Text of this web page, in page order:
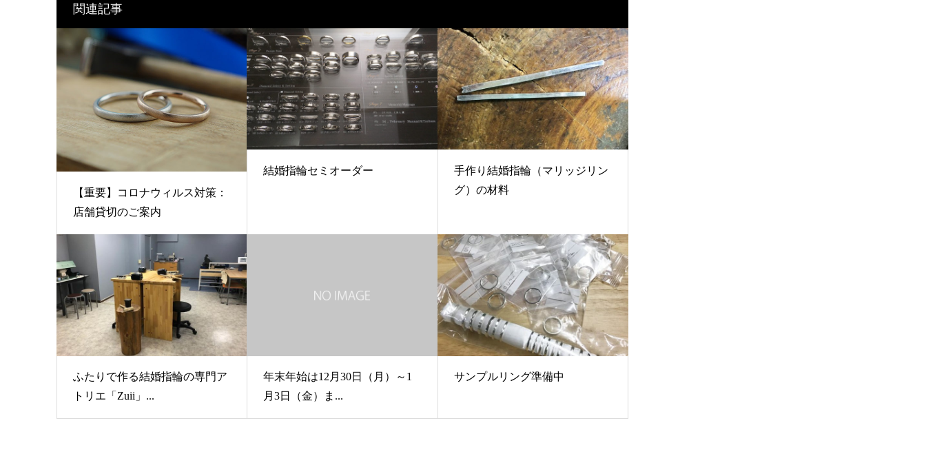
関連記事
【重要】コロナウィルス対策：
店舗貸切のご案内
結婚指輪セミオーダー
手作り結婚指輪（マリッジリン
グ）の材料
ふたりで作る結婚指輪の専門ア
トリエ「Zuii」...
年末年始は12月30日（月）～1
月3日（金）ま...
サンプルリング準備中